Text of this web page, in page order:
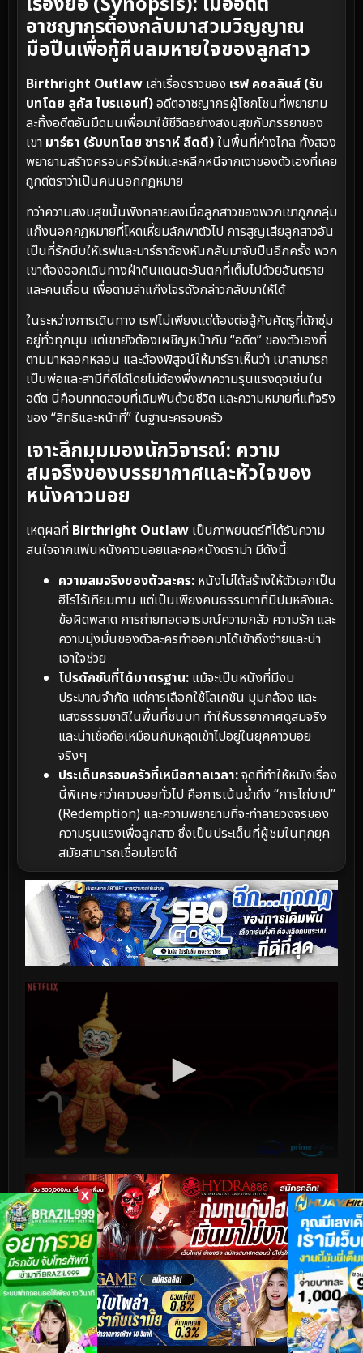
X
อาชญากรต้องกลับมาสวมวิญญาณ
มือปืนเพื่อกู้คืนลมหายใจของลูกสาว
Birthright Outlaw เล่าเรื่องราวของ เรฟ คอลลินส์ (รับ
บทโดย ลูคัส ไบรแอนท์)อดีตอาชญากรผู้โชกโชนที่พยายาม
ละทิ้งอดีตอันมืดมนเพื่อมาใช้ชีวิตอย่างสงบสุขกับภรรยาของ
เขา มาร์ธา (รับบทโดย ซาราห์ ลีดดี)ในพื้นที่ห่างไกล ทั้งสอง
พยายามสร้างครอบครัวใหม่และหลีกหนีจากเงาของตัวเองที่เคย
ถูกตีตราว่าเป็นคนนอกกฎหมาย
ทว่าความสงบสุขนั้นพังทลายลงเมื่อลูกสาวของพวกเขาถูกกลุ่ม
แก๊งนอกกฎหมายที่โหดเหี้ยมลักพาตัวไป การสูญเสียลูกสาวอัน
เป็นที่รักบีบให้เรฟและมาร์ธาต้องหันกลับมาจับปืนอีกครั้ง พวก
เขาต้องออกเดินทางฝ่าดินแดนตะวันตกที่เต็มไปด้วยอันตราย
และคนเถื่อน เพื่อตามล่าแก๊งโจรดังกล่าวกลับมาให้ได้
ในระหว่างการเดินทาง เรฟไม่เพียงแต่ต้องต่อสู้กับศัตรูที่ดักซุ่ม
อยู่ทั่วทุกมุม แต่เขายังต้องเผชิญหน้ากับ “อดีต” ของตัวเองที่
ตามมาหลอกหลอน และต้องพิสูจน์ให้มาร์ธาเห็นว่า เขาสามารถ
เป็นพ่อและสามีที่ดีได้โดยไม่ต้องพึ่งพาความรุนแรงดุจเช่นใน
อดีต นี่คือบททดสอบที่เดิมพันด้วยชีวิต และความหมายที่แท้จริง
ของ “สิทธิและหน้าที่” ในฐานะครอบครัว
เจาะลึกมุมมองนักวิจารณ์: ความ
สมจริงของบรรยากาศและหัวใจของ
หนังคาวบอย
เหตุผลที่ Birthright Outlaw เป็นภาพยนตร์ที่ได้รับความ
สนใจจากแฟนหนังคาวบอยและคอหนังดราม่า มีดังนี้:
ความสมจริงของตัวละคร: หนังไม่ได้สร้างให้ตัวเอกเป็น
ฮีโร่ไร้เทียมทาน แต่เป็นเพียงคนธรรมดาที่มีปมหลังและ
ข้อผิดพลาด การถ่ายทอดอารมณ์ความกลัว ความรัก และ
ความมุ่งมั่นของตัวละครทำออกมาได้เข้าถึงง่ายและน่า
เอาใจช่วย
โปรดักชันที่ได้มาตรฐาน: แม้จะเป็นหนังที่มีงบ
ประมาณจำกัด แต่การเลือกใช้โลเคชัน มุมกล้อง และ
แสงธรรมชาติในพื้นที่ชนบท ทำให้บรรยากาศดูสมจริง
และน่าเชื่อถือเหมือนกับหลุดเข้าไปอยู่ในยุคคาวบอย
จริงๆ
ประเด็นครอบครัวที่เหนือกาลเวลา:จุดที่ทำให้หนังเรื่อง
นี้พิเศษกว่าคาวบอยทั่วไป คือการเน้นย้ำถึง “การไถ่บาป”
(Redemption) และความพยายามที่จะทำลายวงจรของ
ความรุนแรงเพื่อลูกสาว ซึ่งเป็นประเด็นที่ผู้ชมในทุกยุค
สมัยสามารถเชื่อมโยงได้